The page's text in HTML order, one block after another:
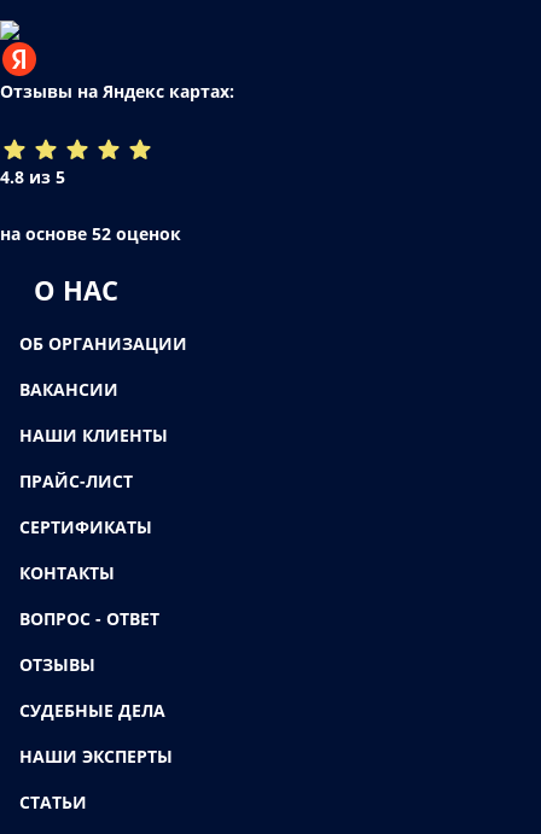
Отзывы на Яндекс картах:
4.8 из 5
на основе 52 оценок
О НАС
ОБ ОРГАНИЗАЦИИ
ВАКАНСИИ
НАШИ КЛИЕНТЫ
ПРАЙС-ЛИСТ
СЕРТИФИКАТЫ
КОНТАКТЫ
ВОПРОС - ОТВЕТ
ОТЗЫВЫ
СУДЕБНЫЕ ДЕЛА
НАШИ ЭКСПЕРТЫ
СТАТЬИ